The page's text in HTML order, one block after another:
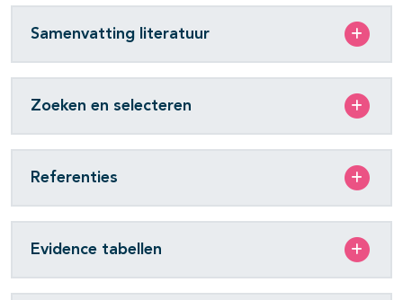
Samenvatting literatuur
Zoeken en selecteren
Referenties
Evidence tabellen